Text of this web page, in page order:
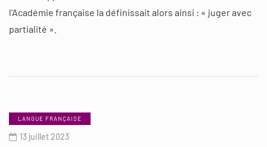
l’Académie française la définissait alors ainsi : « juger avec
partialité ».
LANGUE FRANÇAISE
13 juillet 2023